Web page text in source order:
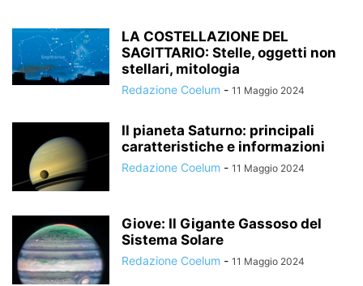
LA COSTELLAZIONE DEL
SAGITTARIO: Stelle, oggetti non
stellari, mitologia
Redazione Coelum - 11 Maggio 2024
Il pianeta Saturno: principali
caratteristiche e informazioni
Redazione Coelum - 11 Maggio 2024
Giove: Il Gigante Gassoso del
Sistema Solare
Redazione Coelum - 11 Maggio 2024